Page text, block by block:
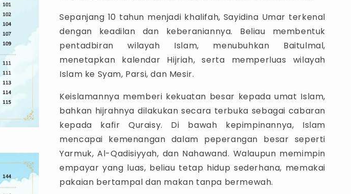
Sepanjang 10 tahun menjadi khalifah, Sayidina Umar terkenal
dengan keadilan dan keberaniannya. Beliau membentuk
pentadbiran wilayah Islam, menubuhkan Baitulmal,
menetapkan kalendar Hijriah, serta memperluas wilayah
Islam ke Syam, Parsi, dan Mesir.
Keislamannya memberi kekuatan besar kepada umat Islam,
bahkan hijrahnya dilakukan secara terbuka sebagai cabaran
kepada kafir Quraisy. Di bawah kepimpinannya, Islam
mencapai kemenangan dalam peperangan besar seperti
Yarmuk, Al-Qadisiyyah, dan Nahawand. Walaupun memimpin
empayar yang luas, beliau tetap hidup sederhana, memakai
pakaian bertampal dan makan tanpa bermewah.